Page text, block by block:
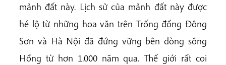
mảnh đất này. Lịch sử của mảnh đất này được
hé lộ từ những hoa văn trên Trống đồng Đông
Sơn và Hà Nội đã đứng vững bên dòng sông
Hồng từ hơn 1.000 năm qua. Thế giới rất coi